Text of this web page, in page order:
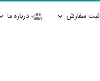
ثبت سفارش درباره ما